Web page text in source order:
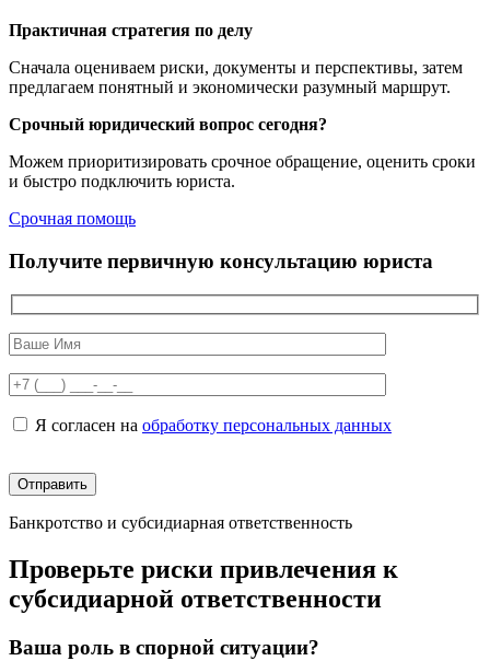
Практичная стратегия по делу
Сначала оцениваем риски, документы и перспективы, затем
предлагаем понятный и экономически разумный маршрут.
Срочный юридический вопрос сегодня?
Можем приоритизировать срочное обращение, оценить сроки
и быстро подключить юриста.
Срочная помощь
Получите первичную консультацию юриста
Я согласен на обработку персональных данных
Банкротство и субсидиарная ответственность
Проверьте риски привлечения к
субсидиарной ответственности
Ваша роль в спорной ситуации?